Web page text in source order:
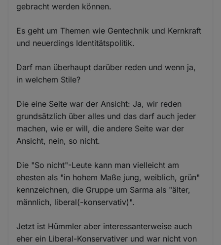
gebracht werden können.
Es geht um Themen wie Gentechnik und Kernkraft
und neuerdings Identitätspolitik.
Darf man überhaupt darüber reden und wenn ja,
in welchem Stile?
Die eine Seite war der Ansicht: Ja, wir reden
grundsätzlich über alles und das darf auch jeder
machen, wie er will, die andere Seite war der
Ansicht, nein, so nicht.
Die "So nicht"-Leute kann man vielleicht am
ehesten als "in hohem Maße jung, weiblich, grün"
kennzeichnen, die Gruppe um Sarma als "älter,
männlich, liberal(-konservativ)".
Jetzt ist Hümmler aber interessanterweise auch
eher ein Liberal-Konservativer und war nicht von